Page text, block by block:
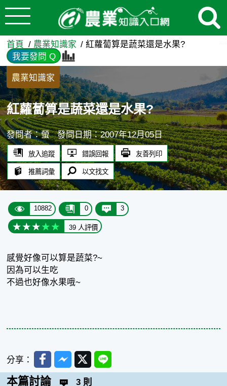
跳到主要內容
紅蘿蔔算是蔬菜還是水果? -
首頁 農業知識家
紅蘿蔔算是蔬菜還是水果?
我要發問 Q
農業知識家
紅蘿蔔算是蔬菜還是水果?
發問者：螢 發問日期：2007年12月05日
放入追蹤 錯誤回報 友善列印
推薦詞彙 以文找文
10882 0 3
39 人評價
感覺好像可以算是蔬菜?~
因為可以生吃
不過也好像水果哦~
分享： FacebookMessenger
TwitterLine
本篇討論 3 則